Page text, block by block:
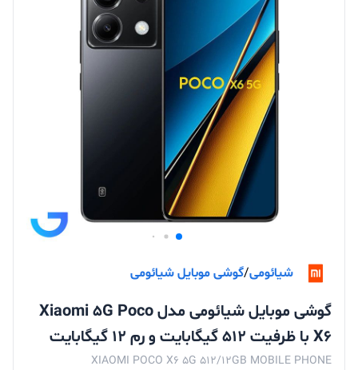
شیائومی/گوشی موبایل شیائومی
گوشی موبایل شیائومی مدل Xiaomi 5G Poco
X6 با ظرفیت 512 گیگابایت و رم 12 گیگابایت
XIAOMI POCO X6 5G 512/12GB MOBILE PHONE